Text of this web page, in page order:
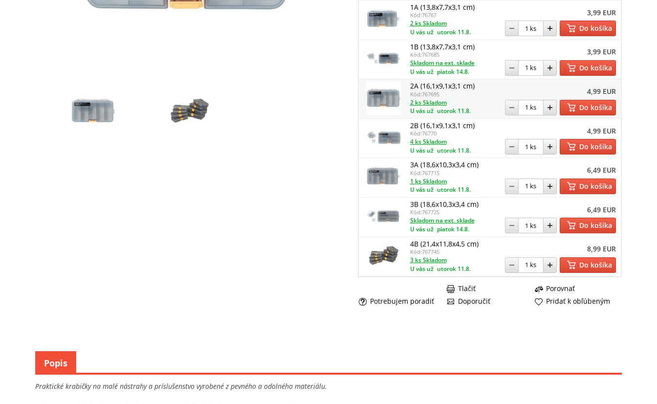
1A (13,8x7,7x3,1 cm)
Kód:76767 3,99 EUR
2 ks Skladom
U vás už utorok 11.8.
Do košíka
1B (13,8x7,7x3,1 cm)
Kód:76768S 3,99 EUR
Skladom na ext. sklade
U vás už piatok 14.8.
Do košíka
2A (16,1x9,1x3,1 cm)
Kód:76769S 4,99 EUR
2 ks Skladom
U vás už utorok 11.8.
Do košíka
2B (16,1x9,1x3,1 cm)
Kód:76770 4,99 EUR
4 ks Skladom
U vás už utorok 11.8.
Do košíka
3A (18,6x10,3x3,4 cm)
Kód:76771S 6,49 EUR
1 ks Skladom
U vás už utorok 11.8.
Do košíka
3B (18,6x10,3x3,4 cm)
Kód:76772S 6,49 EUR
Skladom na ext. sklade
U vás už piatok 14.8.
Do košíka
4B (21,4x11,8x4,5 cm)
Kód:76774S 8,99 EUR
3 ks Skladom
U vás už utorok 11.8. Do košíka
Porovnať
Potrebujem poradiť
Doporučiť
Tlačiť
Pridať k obľúbeným
Praktické krabičky na malé nástrahy a príslušenstvo vyrobené z pevného a odolného materiálu.
Popis